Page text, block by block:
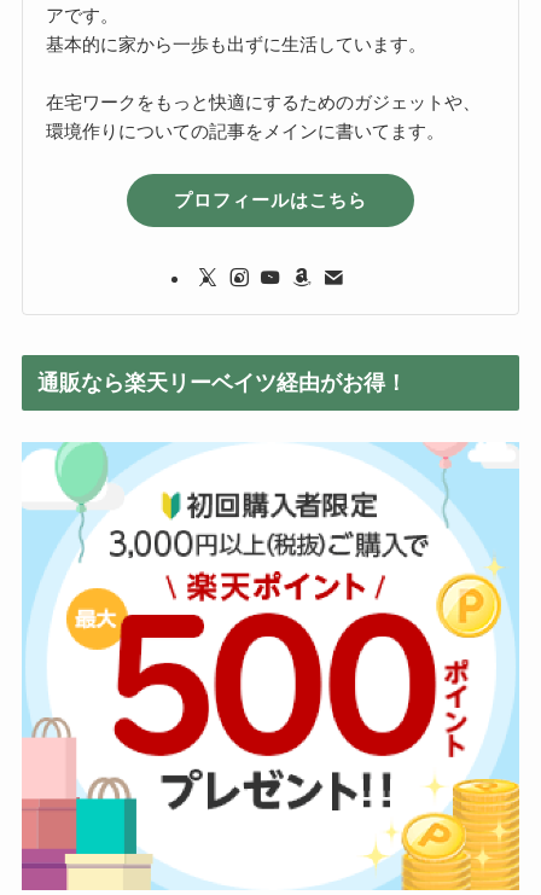
アです。
基本的に家から一歩も出ずに生活しています。
在宅ワークをもっと快適にするためのガジェットや、
環境作りについての記事をメインに書いてます。
プロフィールはこちら
通販なら楽天リーベイツ経由がお得！